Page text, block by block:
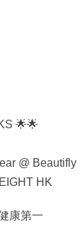
🌟🌟
@ Beautifly
HK
康第一